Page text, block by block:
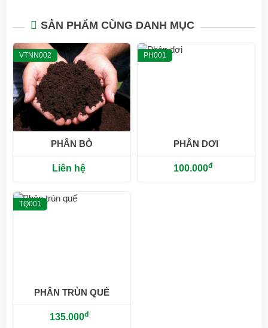
SẢN PHẨM CÙNG DANH MỤC
VTNN002
PHÂN BÒ
Liên hệ
PH001
PHÂN DƠI
100.000đ
TQ001
PHÂN TRÙN QUẾ
135.000đ